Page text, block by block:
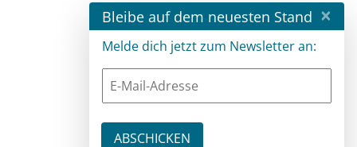
Bleibe auf dem neuesten Stand ×
Melde dich jetzt zum Newsletter an: